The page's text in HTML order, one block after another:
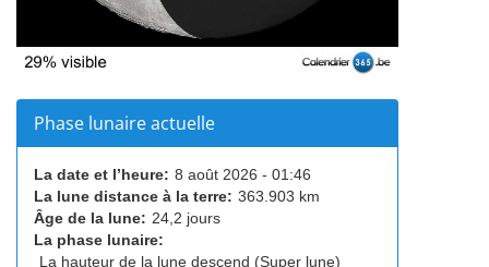
Phase lunaire actuelle
La date et l’heure: 8 août 2026 - 01:46
La lune distance à la terre: 363.903 km
Âge de la lune: 24,2 jours
La phase lunaire:
La hauteur de la lune descend (Super lune)